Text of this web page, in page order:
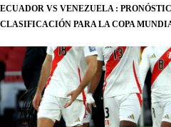
ECUADOR VS VENEZUELA :
CLASIFICACIÓN PARA LA COPA